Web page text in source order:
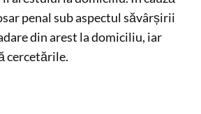
penal sub aspectul săvârșirii
din arest la domiciliu, iar
cercetările.